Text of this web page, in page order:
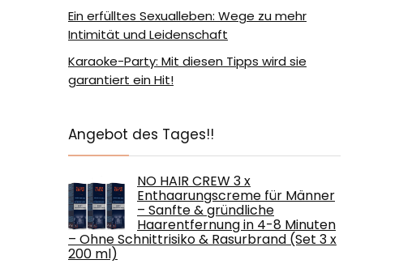
Ein erfülltes Sexualleben: Wege zu mehr
Intimität und Leidenschaft
Karaoke-Party: Mit diesen Tipps wird sie
garantiert ein Hit!
Angebot des Tages!!
NO HAIR CREW 3 x
Enthaarungscreme für Männer
– Sanfte & gründliche
Haarentfernung in 4-8 Minuten
– Ohne Schnittrisiko & Rasurbrand (Set 3 x
200 ml)